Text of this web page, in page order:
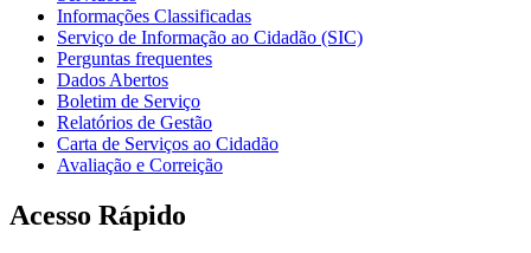
Informações Classificadas
Serviço de Informação ao Cidadão (SIC)
Perguntas frequentes
Dados Abertos
Boletim de Serviço
Relatórios de Gestão
Carta de Serviços ao Cidadão
Avaliação e Correição
Acesso Rápido